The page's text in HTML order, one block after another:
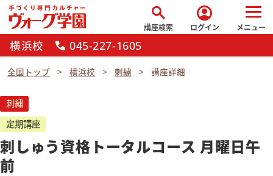
search
講座検索
account_circle
ログイン メニュー
横浜校 call 045-227-1605
全国トップ 横浜校 刺繍 講座詳細
刺繍
定期講座
刺しゅう資格トータルコース 月曜日午
前